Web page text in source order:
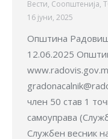
Вести, Соопштенија,
16 јуни, 2025
Општина
12.06.2025
член 50 став 1
самоуправа
Службен весник